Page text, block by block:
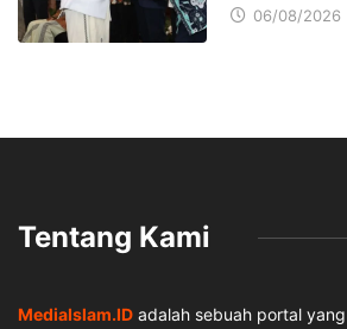
06/08/2026
Tentang Kami
MediaIslam.ID adalah sebuah portal